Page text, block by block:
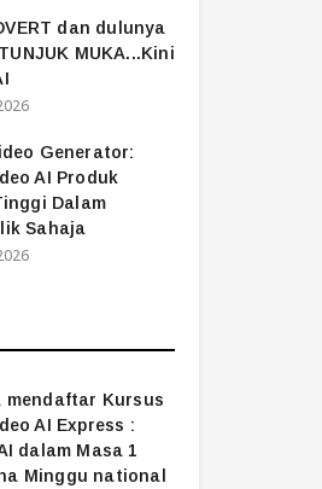
dan dulunya
MUKA...Kini
Generator:
AI Produk
Dalam
Sahaja
mendaftar Kursus
AI Express :
dalam Masa 1
Minggu national